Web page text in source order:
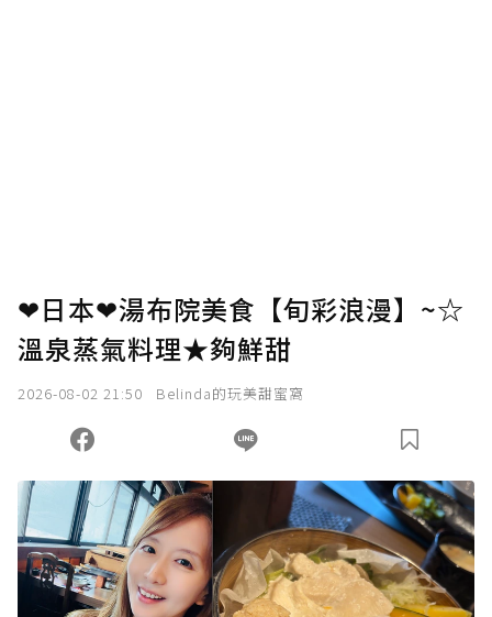
❤日本❤湯布院美食【旬彩浪漫】~☆
溫泉蒸氣料理★夠鮮甜
2026-08-02 21:50 Belinda的玩美甜蜜窩